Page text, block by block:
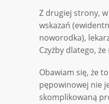
Z drugiej strony,
wskazań
noworodka),
Czyżby dlatego,
Obawiam się, że
pępowinowej nie
skomplikowaną